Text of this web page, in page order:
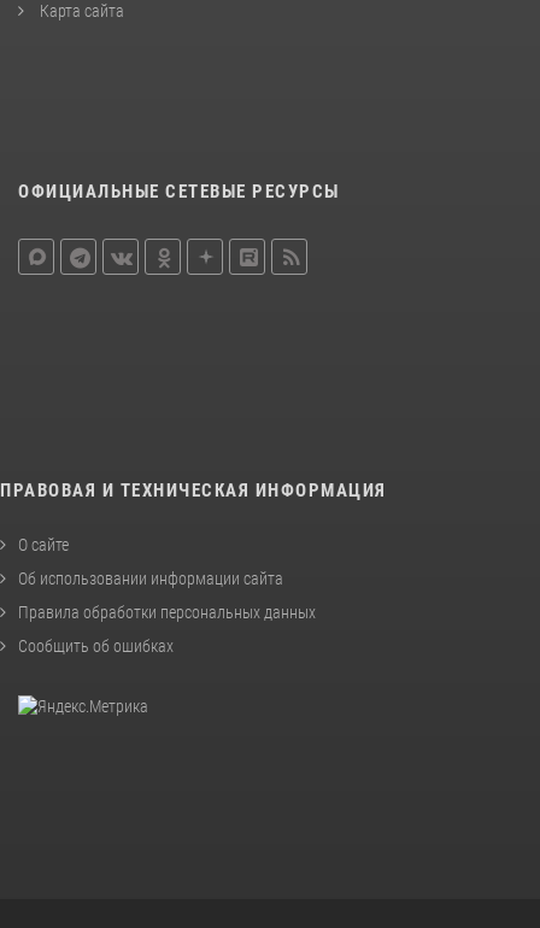
Карта сайта
ОФИЦИАЛЬНЫЕ СЕТЕВЫЕ РЕСУРСЫ
ПРАВОВАЯ И ТЕХНИЧЕСКАЯ ИНФОРМАЦИЯ
О сайте
Об использовании информации сайта
Правила обработки персональных данных
Сообщить об ошибках